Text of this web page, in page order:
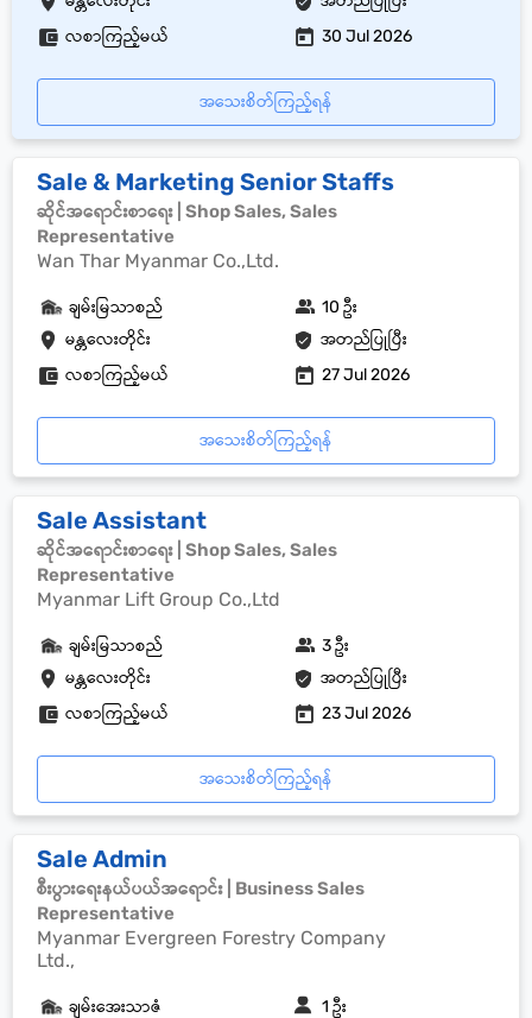
လစာကြည့်မယ် 30 Jul 2026
အသေးစိတ်ကြည့်ရန်
Sale & Marketing Senior Staffs
ဆိုင်အရောင်းစာရေး | Shop Sales, Sales
Representative
Wan Thar Myanmar Co.,Ltd.
မန္တလေးတိုင်း အတည်ပြုပြီး
ချမ်းမြသာစည် 10 ဦး
လစာကြည့်မယ် 27 Jul 2026
အသေးစိတ်ကြည့်ရန်
Sale Assistant
ဆိုင်အရောင်းစာရေး | Shop Sales, Sales
Representative
Myanmar Lift Group Co.,Ltd
မန္တလေးတိုင်း အတည်ပြုပြီး
ချမ်းမြသာစည် 3 ဦး
လစာကြည့်မယ် 23 Jul 2026
အသေးစိတ်ကြည့်ရန်
Sale Admin
စီးပွားရေးနယ်ပယ်အရောင်း | Business Sales
Representative
Myanmar Evergreen Forestry Company
Ltd.,
ချမ်းအေးသာဇံ 1 ဦး